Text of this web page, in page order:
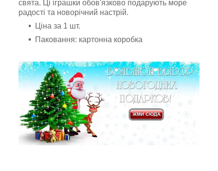
свята. Ці іграшки обов'язково подарують море
радості та новорічний настрій.
Ціна за 1 шт.
Паковання: картонна коробка